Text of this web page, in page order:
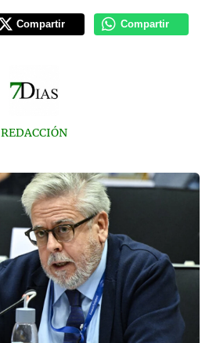
Compartir Compartir
REDACCIÓN